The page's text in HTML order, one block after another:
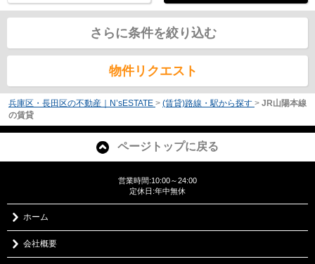
さらに条件を絞り込む
物件リクエスト
兵庫区・長田区の不動産｜N’sESTATE > (賃貸)路線・駅から探す > JR山陽本線
の賃貸
ページトップに戻る
営業時間:10:00～24:00
定休日:年中無休
ホーム
会社概要